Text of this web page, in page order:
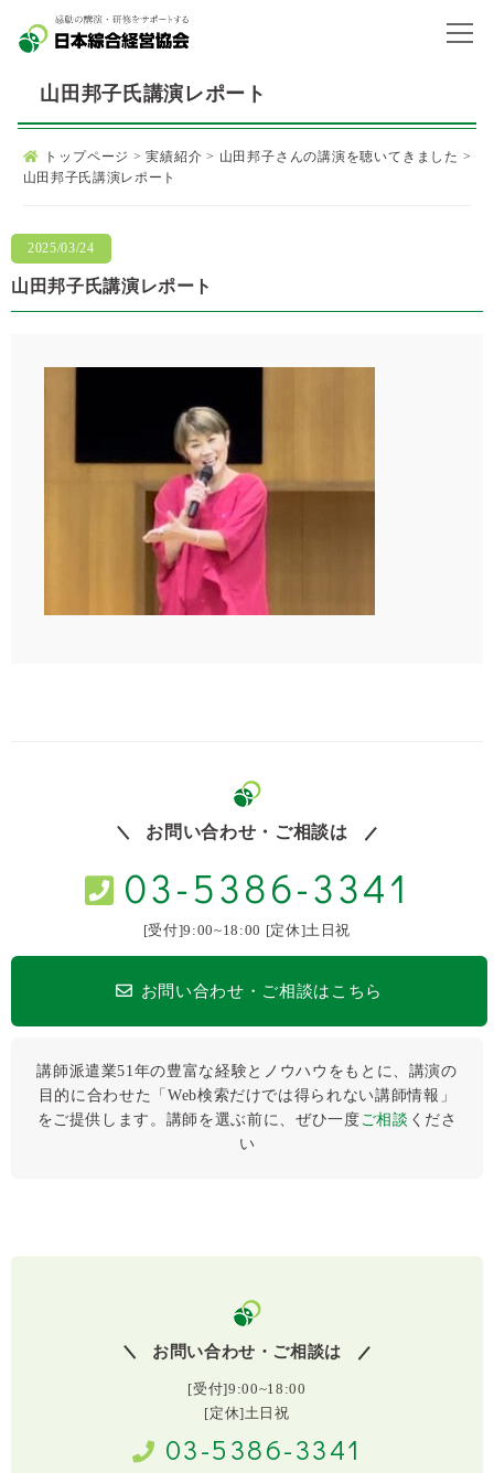
山田邦子氏講演レポート
トップページ >実績紹介 > 山田邦子さんの講演を聴いてきました >
山田邦子氏講演レポート
山田邦子氏講演レポート
2025/03/24
お問い合わせ・ご相談は
03-5386-3341
[受付]9:00~18:00 [定休]土日祝
お問い合わせ・ご相談はこちら
講師派遣業51年の豊富な経験とノウハウをもとに、講演の
目的に合わせた「Web検索だけでは得られない講師情報」
をご提供します。講師を選ぶ前に、ぜひ⼀度ご相談 くださ
い
お問い合わせ・ご相談は
[受付]9:00~18:00
[定休]土日祝
03-5386-3341